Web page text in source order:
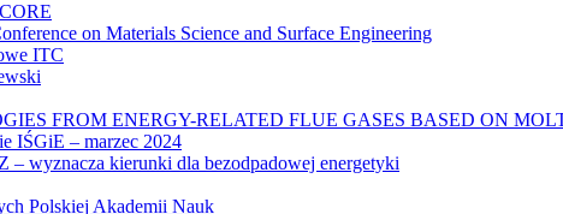
on Materials Science and Surface Engineering
ITC
FROM ENERGY-RELATED FLUE GASES BASED ON
IŚGiE – marzec 2024
– wyznacza kierunki dla bezodpadowej energetyki
Polskiej Akademii Nauk